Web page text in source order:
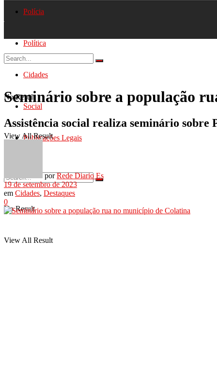
Polícia
Política
Cidades
Social
Publicações Legais
No Result
View All Result
No Result
View All Result
Seminário sobre a população
Assistência social realiza seminário sobre
por Rede Diario Es
19 de setembro de 2023
em Cidades, Destaques
0